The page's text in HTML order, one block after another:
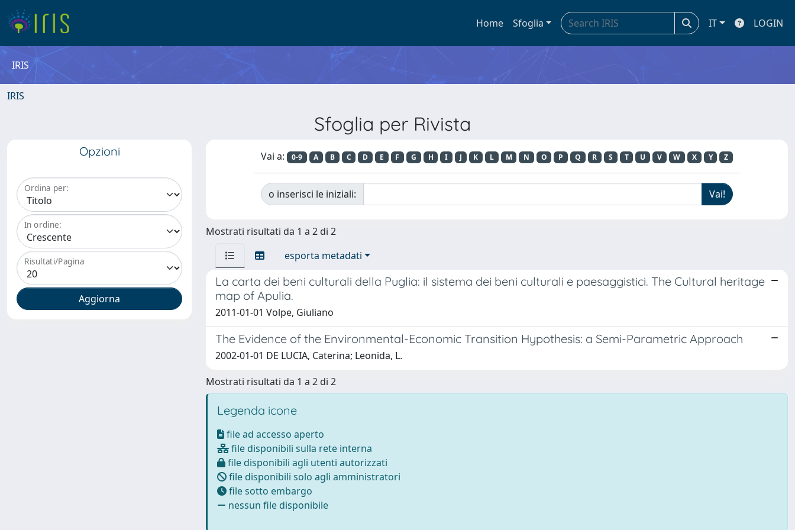
Home Sfoglia IT LOGIN
IRIS
IRIS
Sfoglia per Rivista
Opzioni
Ordina per:
In ordine:
Risultati/Pagina
Vai a: 0-9 A B C D E F G H I J K L M N O P Q R S T U V W X Y Z
o inserisci le iniziali:
Mostrati risultati da 1 a 2 di 2
esporta metadati
La carta dei beni culturali della Puglia: il sistema dei beni culturali e paesaggistici. The Cultural heritage
map of Apulia.
2011-01-01 Volpe, Giuliano
The Evidence of the Environmental-Economic Transition Hypothesis: a Semi-Parametric Approach
2002-01-01 DE LUCIA, Caterina; Leonida, L.
Mostrati risultati da 1 a 2 di 2
Legenda icone
file ad accesso aperto
file disponibili sulla rete interna
file disponibili agli utenti autorizzati
file disponibili solo agli amministratori
file sotto embargo
nessun file disponibile